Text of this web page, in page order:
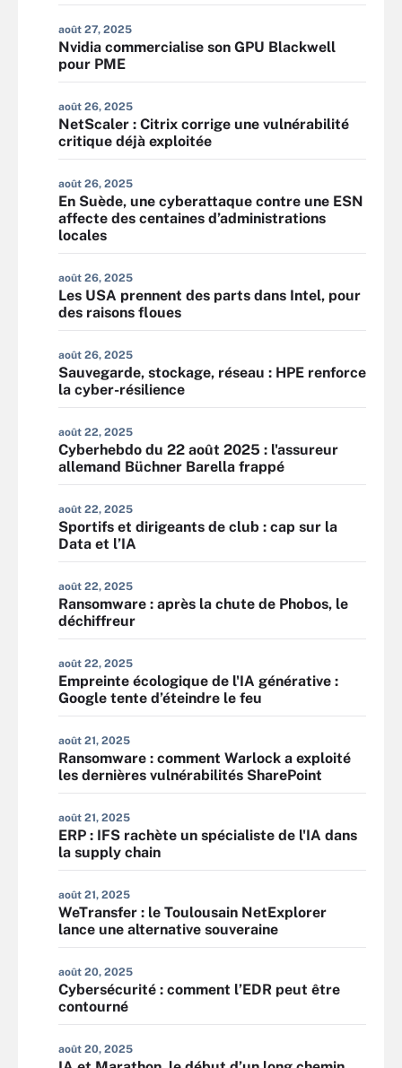
août 27, 2025
Nvidia commercialise son GPU Blackwell
pour PME
août 26, 2025
NetScaler : Citrix corrige une vulnérabilité
critique déjà exploitée
août 26, 2025
En Suède, une cyberattaque contre une ESN
affecte des centaines d’administrations
locales
août 26, 2025
Les USA prennent des parts dans Intel, pour
des raisons floues
août 26, 2025
Sauvegarde, stockage, réseau : HPE renforce
la cyber-résilience
août 22, 2025
Cyberhebdo du 22 août 2025 : l'assureur
allemand Büchner Barella frappé
août 22, 2025
Sportifs et dirigeants de club : cap sur la
Data et l’IA
août 22, 2025
Ransomware : après la chute de Phobos, le
déchiffreur
août 22, 2025
Empreinte écologique de l'IA générative :
Google tente d’éteindre le feu
août 21, 2025
Ransomware : comment Warlock a exploité
les dernières vulnérabilités SharePoint
août 21, 2025
ERP : IFS rachète un spécialiste de l'IA dans
la supply chain
août 21, 2025
WeTransfer : le Toulousain NetExplorer
lance une alternative souveraine
août 20, 2025
Cybersécurité : comment l’EDR peut être
contourné
août 20, 2025